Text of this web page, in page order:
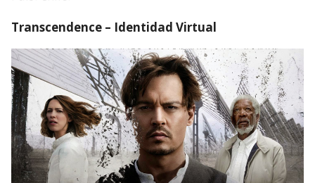
Transcendence – Identidad Virtual